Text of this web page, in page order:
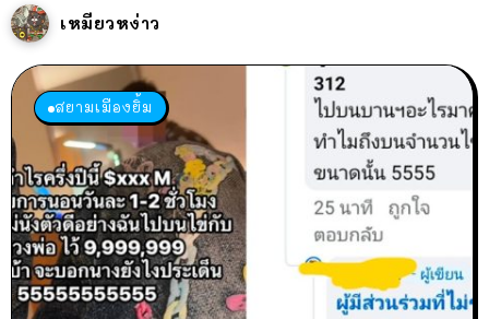
เหมียวหง่าว
สยามเมืองยิ้ม